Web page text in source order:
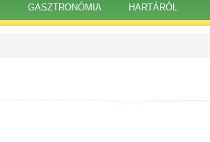
GASZTRONÓMIA HARTÁRÓL